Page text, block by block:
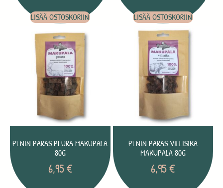
LISÄÄ OSTOSKORIIN LISÄÄ OSTOSKORIIN
PENIN PARAS PEURA MAKUPALA
80G
6,95€
PENIN PARAS VILLISIKA
MAKUPALA 80G
6,95€